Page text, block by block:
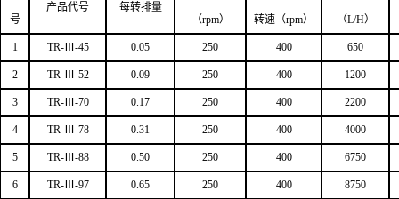
号
产品代号 每转排量
（rpm）
转速（rpm）
（L/H）
1 TR-Ⅲ-45 0.05 250 400 650
2 TR-Ⅲ-52 0.09 250 400 1200
3 TR-Ⅲ-70 0.17 250 400 2200
4 TR-Ⅲ-78 0.31 250 400 4000
5 TR-Ⅲ-88 0.50 250 400 6750
6 TR-Ⅲ-97 0.65 250 400 8750